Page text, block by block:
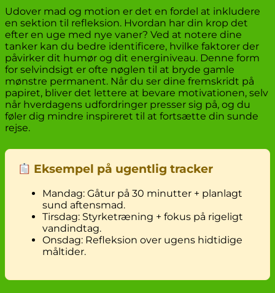
Udover mad og motion er det en fordel at inkludere
en sektion til refleksion. Hvordan har din krop det
efter en uge med nye vaner? Ved at notere dine
tanker kan du bedre identificere, hvilke faktorer der
påvirker dit humør og dit energiniveau. Denne form
for selvindsigt er ofte nøglen til at bryde gamle
mønstre permanent. Når du ser dine fremskridt på
papiret, bliver det lettere at bevare motivationen, selv
når hverdagens udfordringer presser sig på, og du
føler dig mindre inspireret til at fortsætte din sunde
rejse.
Eksempel på ugentlig tracker
Mandag: Gåtur på 30 minutter + planlagt
sund aftensmad.
Tirsdag: Styrketræning + fokus på rigeligt
vandindtag.
Onsdag: Refleksion over ugens hidtidige
måltider.